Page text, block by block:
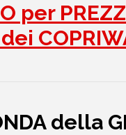
per
della